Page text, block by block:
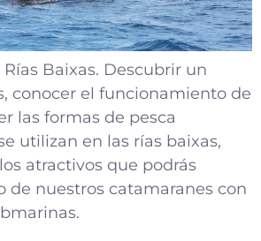
Baixas. Descubrir un
conocer el funcionamiento de
las formas de pesca
utilizan en las rías baixas,
atractivos que podrás
de nuestros catamaranes con